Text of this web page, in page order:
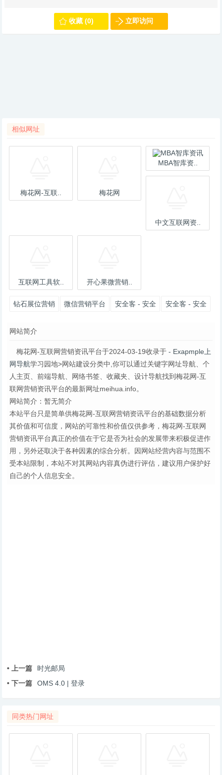
收藏 (0) 立即访问
相似网址
梅花网-互联.. 梅花网
MBA智库资..
中文互联网资..
互联网工具软.. 开心果微营销..
钻石展位营销
微信营销平台
安全客 - 安全
安全客 - 安全
网站简介
梅花网-互联网营销资讯平台于2024-03-19收录于 - Exapmple上
网导航学习园地>网站建设分类中,你可以通过关键字网址导航、个
人主页、前端导航、网络书签、收藏夹、设计导航找到梅花网-互
联网营销资讯平台的最新网址meihua.info。
网站简介：暂无简介
本站平台只是简单供梅花网-互联网营销资讯平台的基础数据分析
其价值和可信度，网站的可靠性和价值仅供参考，梅花网-互联网
营销资讯平台真正的价值在于它是否为社会的发展带来积极促进作
用，另外还取决于各种因素的综合分析。因网站经营内容与范围不
受本站限制，本站不对其网站内容真伪进行评估，建议用户保护好
自己的个人信息安全。
• 上一篇
时光邮局
• 下一篇
OMS 4.0 | 登录
同类热门网址